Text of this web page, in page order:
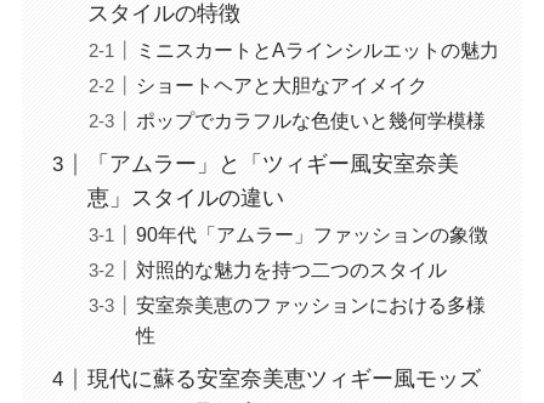
スタイルの特徴
ミニスカートとAラインシルエットの魅力
ショートヘアと大胆なアイメイク
ポップでカラフルな色使いと幾何学模様
「アムラー」と「ツィギー風安室奈美
恵」スタイルの違い
90年代「アムラー」ファッションの象徴
対照的な魅力を持つ二つのスタイル
安室奈美恵のファッションにおける多様
性
現代に蘇る安室奈美恵ツィギー風モッズ